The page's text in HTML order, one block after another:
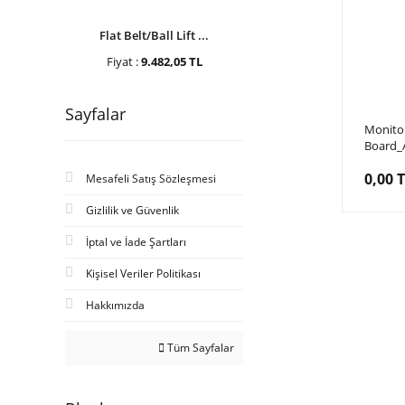
Flat Belt/Ball Lift ...
Fiyat :9.482,05 TL
Sayfalar
Mesafeli Satış Sözleşmesi
Gizlilik ve Güvenlik
İptal ve İade Şartları
Kişisel Veriler Politikası
Hakkımızda
Tüm Sayfalar
İçin
0,00